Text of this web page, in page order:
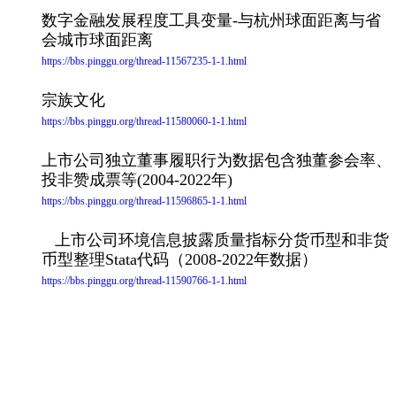
数字金融发展程度工具变量-与杭州球面距离与省
会城市球面距离
https://bbs.pinggu.org/thread-11567235-1-1.html
宗族文化
https://bbs.pinggu.org/thread-11580060-1-1.html
上市公司独立董事履职行为数据包含独董参会率、
投非赞成票等(2004-2022年)
https://bbs.pinggu.org/thread-11596865-1-1.html
上市公司环境信息披露质量指标分货币型和非货
币型整理Stata代码（2008-2022年数据）
https://bbs.pinggu.org/thread-11590766-1-1.html